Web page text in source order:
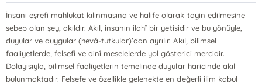
İnsanı eşrefi mahlukat kılınmasına ve halife olarak tayin edilmesine
sebep olan şey, akıldır. Akıl, insanın ilahî bir yetisidir ve bu yönüyle,
duyular ve duygular (hevâ-tutkular)’dan ayrılır. Akıl, bilimsel
faaliyetlerde, felsefî ve dinî meselelerde yol gösterici mercidir.
Dolayısıyla, bilimsel faaliyetlerin temelinde duyular haricinde akıl
bulunmaktadır. Felsefe ve özellikle gelenekte en değerli ilim kabul